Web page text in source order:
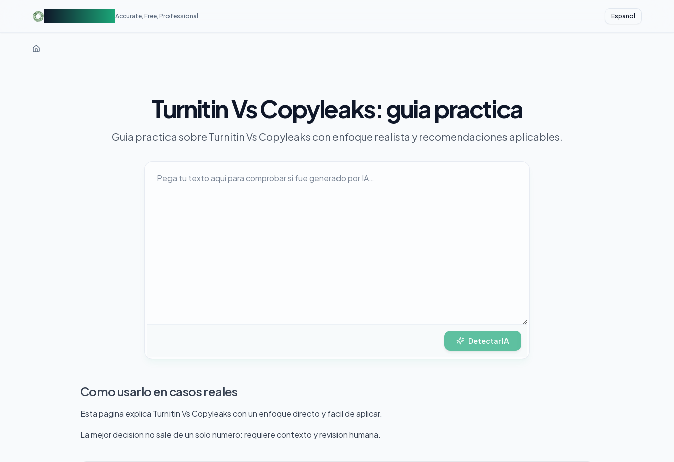
Accurate, Free, Professional Español
Turnitin Vs Copyleaks: guia practica
Guia practica sobre Turnitin Vs Copyleaks con enfoque realista y recomendaciones aplicables.
Detectar IA
Como usarlo en casos reales
Esta pagina explica Turnitin Vs Copyleaks con un enfoque directo y facil de aplicar.
La mejor decision no sale de un solo numero: requiere contexto y revision humana.